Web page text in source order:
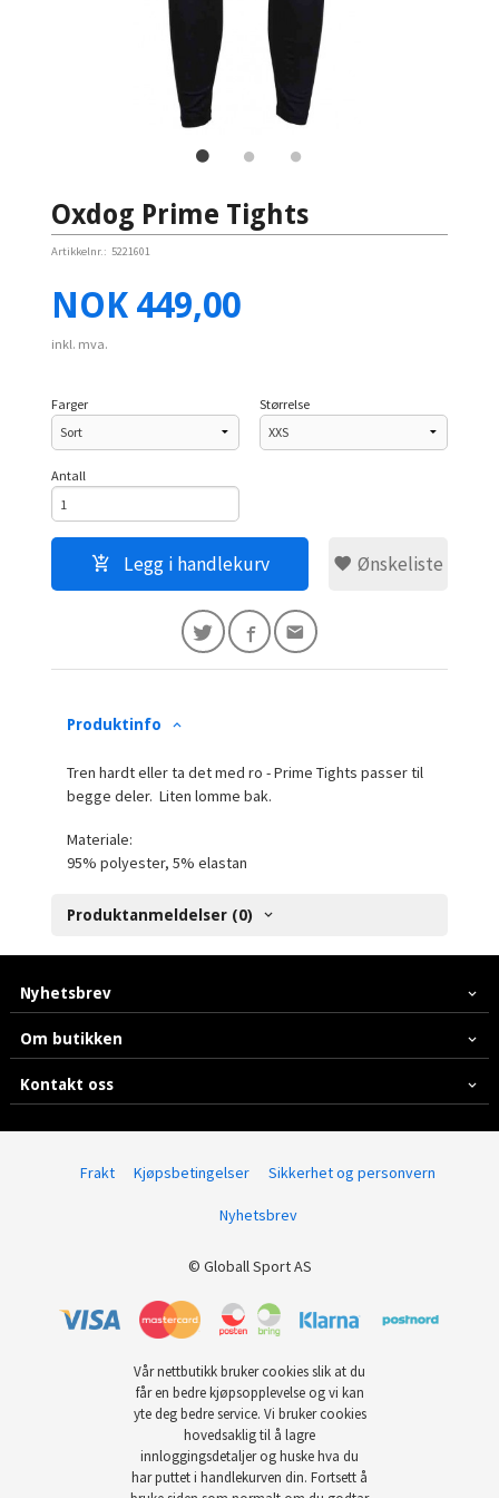
Oxdog Prime Tights
Artikkelnr.: 5221601
Pris
NOK 449,00
inkl. mva.
Farger Størrelse
Antall
Legg i handlekurv Ønskeliste
Produktinfo
Tren hardt eller ta det med ro - Prime Tights passer til
begge deler. Liten lomme bak.
Materiale:
95% polyester, 5% elastan
Produktanmeldelser (0)
Nyhetsbrev
Om butikken
Kontakt oss
Frakt Kjøpsbetingelser Sikkerhet og personvern
Nyhetsbrev
© Globall Sport AS
Vår nettbutikk bruker cookies slik at du
får en bedre kjøpsopplevelse og vi kan
yte deg bedre service. Vi bruker cookies
hovedsaklig til å lagre
innloggingsdetaljer og huske hva du
har puttet i handlekurven din. Fortsett å